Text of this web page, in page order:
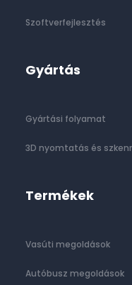
Szoftverfejlesztés
Gyártás
Gyártási folyamat
3D nyomtatás és
Termékek
Vasúti megoldások
Autóbusz megoldások